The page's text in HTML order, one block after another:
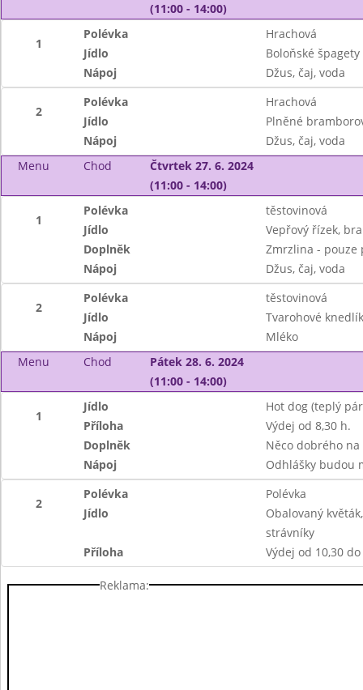
(11:00 - 14:00)
1
Polévka
Hrachová
Jídlo
Boloňské
Nápoj
Džus, čaj, voda
2
Polévka
Hrachová
Jídlo
Plněné
Nápoj
Džus, čaj, voda
Menu
Chod
Čtvrtek 27. 6. 2024
(11:00 - 14:00)
1
Polévka
těstovinová
Jídlo
Vepřový řízek,
Doplněk
Zmrzlina - pouze
Nápoj
Džus, čaj, voda
2
Polévka
těstovinová
Jídlo
Tvarohové
Nápoj
Mléko
Menu
Chod
Pátek 28. 6. 2024
(11:00 - 14:00)
1
Jídlo
Hot dog (teplý
Příloha
Výdej od 8,30 h.
Doplněk
Něco dobrého
Nápoj
Odhlášky budou
2
Polévka
Polévka
Jídlo
Obalovaný
strávníky
Příloha
Výdej od 10,30
Reklama: